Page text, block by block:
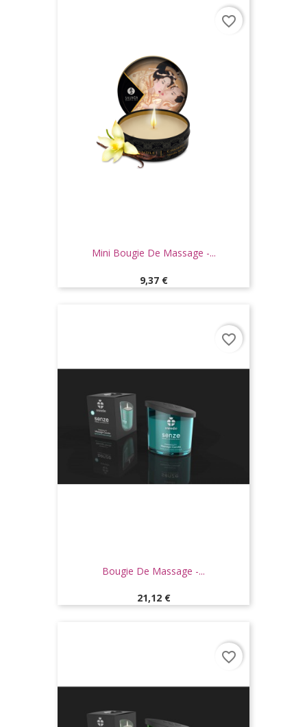
Mini Bougie De Massage -...
Prix
9,37 €
favorite_border
Bougie De Massage -...
Prix
21,12 €
favorite_border
favorite_border